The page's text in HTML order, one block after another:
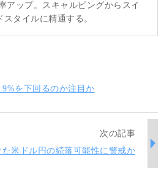
アップ。スキャルピングからスイ
タイルに精通する。
を下回るのか注目か
次の記事
米ドル円の続落可能性に警戒か